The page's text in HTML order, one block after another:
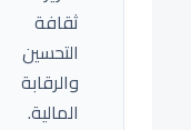
ثقافة
التحسين
والرقابة
المالية.